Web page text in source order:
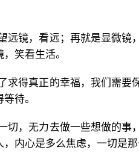
远镜，看远；再就是显微
笑看生活。
求得真正的幸福，我们需要
待。
切，无力去做一些想做的
内心是多么焦虑，一切是那